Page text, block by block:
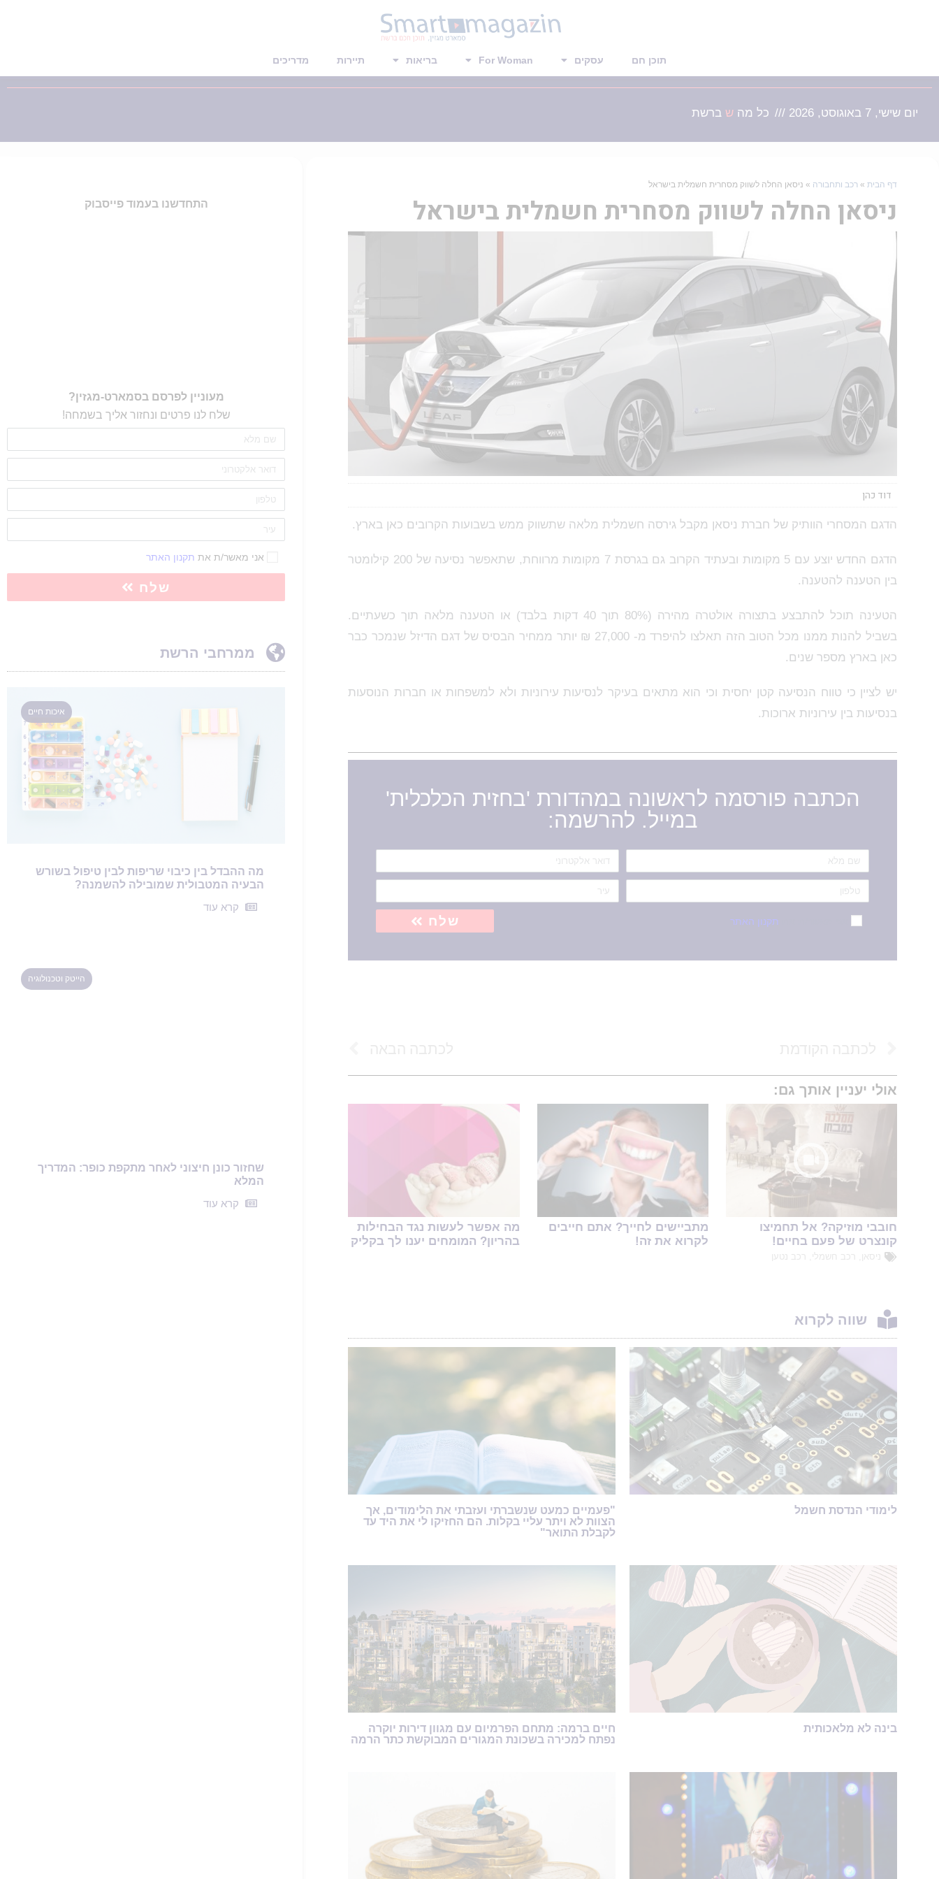
תוכן חם עסקים For Woman בריאות תיירות מדריכים
יום שישי, 7 באוגוסט, 2026 /// כל מה שמעניין ברשת
דף הבית » רכב ותחבורה » ניסאן החלה לשווק מסחרית חשמלית בישראל
ניסאן החלה לשווק מסחרית חשמלית בישראל
דוד כהן
הדגם המסחרי הוותיק של חברת ניסאן מקבל גירסה חשמלית מלאה שתשווק ממש בשבועות הקרובים כאן בארץ.
הדגם החדש יוצע עם 5 מקומות ובעתיד הקרוב גם בגרסת 7 מקומות מרווחת, שתאפשר נסיעה של 200 קילומטר
בין הטענה להטענה.
הטעינה תוכל להתבצע בתצורה אולטרה מהירה (80% תוך 40 דקות בלבד) או הטענה מלאה תוך כשעתיים.
בשביל להנות ממנו מכל הטוב הזה תאלצו להיפרד מ- 27,000 ₪ יותר ממחיר הבסיס של דגם הדיזל שנמכר כבר
כאן בארץ מספר שנים.
יש לציין כי טווח הנסיעה קטן יחסית וכי הוא מתאים בעיקר לנסיעות עירוניות ולא למשפחות או חברות הנוסעות
בנסיעות בין עירוניות ארוכות.
הכתבה פורסמה לראשונה במהדורת 'בחזית הכלכלית'
במייל. להרשמה:
תקנון האתר שלח
אולי יעניין אותך גם:
חובבי מוזיקה? אל תחמיצו
קונצרט של פעם בחיים!
מתביישים לחייך? אתם חייבים
לקרוא את זה!
מה אפשר לעשות נגד הבחילות
בהריון? המומחים יענו לך בקליק
ניסאן רכב חשמלי רכב נטען
שווה לקרוא
לימודי הנדסת חשמל
"פעמיים כמעט שנשברתי ועזבתי את הלימודים, אך
הצוות לא ויתר עליי בקלות. הם החזיקו לי את היד עד
לקבלת התואר"
בינה לא מלאכותית
חיים ברמה: מתחם הפרמיום עם מגוון דירות יוקרה
נפתח למכירה בשכונת המגורים המבוקשת כתר הרמה
התחדשנו בעמוד פייסבוק
מעוניין לפרסם בסמארט-מגזין?
שלח לנו פרטים ונחזור אליך בשמחה!
אני מאשר/ת את תקנון האתר
שלח
ממרחבי הרשת
איכות חיים
מה ההבדל בין כיבוי שריפות לבין טיפול בשורש
הבעיה המטבולית שמובילה להשמנה?
קרא עוד
הייטק וטכנולוגיה
שחזור כונן חיצוני לאחר מתקפת כופר: המדריך
המלא
קרא עוד